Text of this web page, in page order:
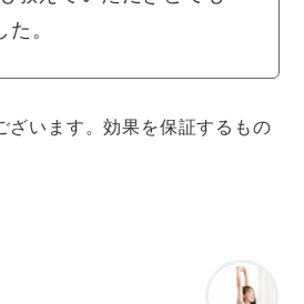
。
ざいます。効果を保証するもの